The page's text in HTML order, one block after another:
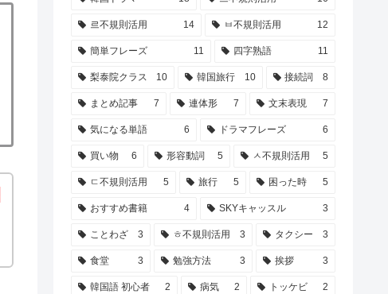
르不規則活用 14 ㅂ不規則活用 12
簡単フレーズ 11 四字熟語 11
梨泰院クラス 10 韓国旅行 10 接続詞 8
まとめ記事 7 連体形 7 文末表現 7
気になる単語 6 ドラマフレーズ 6
買い物 6 形容動詞 5 ㅅ不規則活用 5
ㄷ不規則活用 5 旅行 5 困った時 5
おすすめ書籍 4 SKYキャッスル 3
ことわざ 3 ㅎ不規則活用 3 タクシー 3
食堂 3 勉強方法 3 挨拶 3
韓国語 初心者 2 病気 2 トッケビ 2